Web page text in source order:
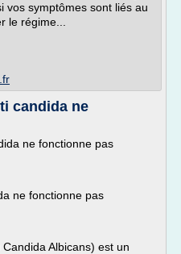
vos symptômes sont liés au
le régime...
candida ne
ne fonctionne pas
ne fonctionne pas
Albicans) est un